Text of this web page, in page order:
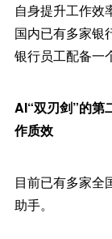
自身提升工作效
国内已有多家银
银行员工配备一
AI“双刃剑”的第
作质效
目前已有多家全
助手。